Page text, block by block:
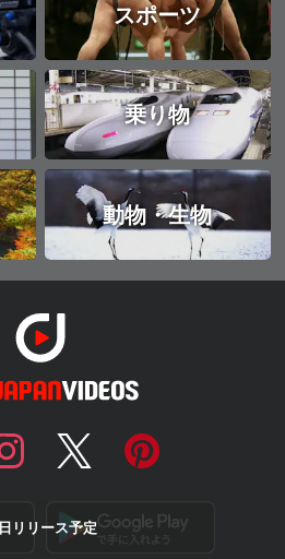
スポーツ
乗り物
動物・生物
リリース予定